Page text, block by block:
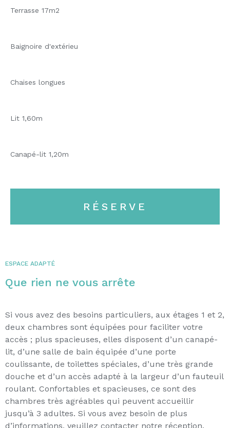
Terrasse 17m2
Baignoire d'extérieu
Chaises longues
Lit 1,60m
Canapé-lit 1,20m
RÉSERVE
ESPACE ADAPTÉ
Que rien ne vous arrête
Si vous avez des besoins particuliers, aux étages 1 et 2,
deux chambres sont équipées pour faciliter votre
accès ; plus spacieuses, elles disposent d’un canapé-
lit, d’une salle de bain équipée d’une porte
coulissante, de toilettes spéciales, d’une très grande
douche et d’un accès adapté à la largeur d’un fauteuil
roulant. Confortables et spacieuses, ce sont des
chambres très agréables qui peuvent accueillir
jusqu’à 3 adultes. Si vous avez besoin de plus
d’informations, veuillez contacter notre réception.